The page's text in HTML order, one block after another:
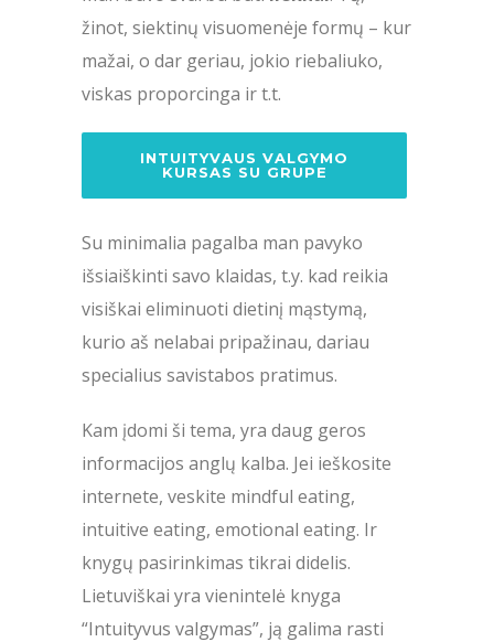
žinot, siektinų visuomenėje formų – kur
mažai, o dar geriau, jokio riebaliuko,
viskas proporcinga ir t.t.
INTUITYVAUS VALGYMO
KURSAS SU GRUPE
Su minimalia pagalba man pavyko
išsiaiškinti savo klaidas, t.y. kad reikia
visiškai eliminuoti dietinį mąstymą,
kurio aš nelabai pripažinau, dariau
specialius savistabos pratimus.
Kam įdomi ši tema, yra daug geros
informacijos anglų kalba. Jei ieškosite
internete, veskite mindful eating,
intuitive eating, emotional eating. Ir
knygų pasirinkimas tikrai didelis.
Lietuviškai yra vienintelė knyga
“Intuityvus valgymas”, ją galima rasti